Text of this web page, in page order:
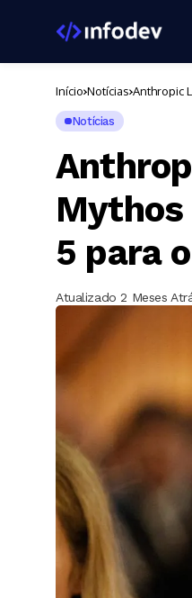
Início Notícias Anthropic
Notícias
Mythos
5 para
Atualizado 2 Meses